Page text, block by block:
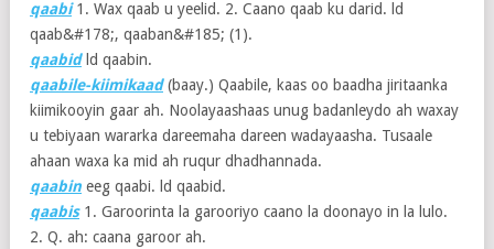
qaabi1. Wax qaab u yeelid. 2. Caano qaab ku darid. ld
qaab&#178;, qaaban&#185; (1).
qaabidld qaabin.
qaabile-kiimikaad(baay.) Qaabile, kaas oo baadha jiritaanka
kiimikooyin gaar ah. Noolayaashaas unug badanleydo ah waxay
u tebiyaan wararka dareemaha dareen wadayaasha. Tusaale
ahaan waxa ka mid ah ruqur dhadhannada.
qaabin eeg qaabi. ld qaabid.
qaabis1. Garoorinta la garooriyo caano la doonayo in la lulo.
2. Q. ah: caana garoor ah.